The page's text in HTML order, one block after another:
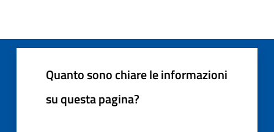
Quanto sono chiare le informazioni
su questa pagina?